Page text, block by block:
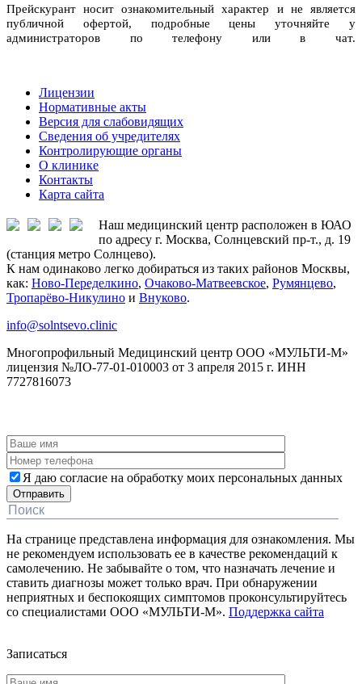
Прейскурант носит ознакомительный характер и не является
публичной офертой, подробные цены уточняйте у
администраторов по телефону или в чат.
Лицензии
Нормативные акты
Версия для слабовидящих
Сведения об учредителях
Контролирующие органы
О клинике
Контакты
Карта сайта
Наш медицинский центр расположен в ЮАО
по адресу г. Москва, Солнцевский пр-т., д. 19
(станция метро Солнцево).
К нам одинаково легко добираться из таких районов Москвы,
как: Ново-Переделкино, Очаково-Матвеевское, Румянцево,
Тропарёво-Никулино и Внуково.
info@solntsevo.clinic
Многопрофильный Медицинский центр ООО «МУЛЬТИ-М»
лицензия №ЛО-77-01-010003 от 3 апреля 2015 г. ИНН
7727816073
Я даю согласие на обработку моих персональных данных
На странице представлена информация для ознакомления. Мы
не рекомендуем использовать ее в качестве рекомендаций к
самолечению. Не забывайте о том, что назначать лечение и
ставить диагнозы может только врач. При обнаружении
неприятных и беспокоящих симптомов проконсультируйтесь
со специалистами ООО «МУЛЬТИ-М». Поддержка сайта
Записаться